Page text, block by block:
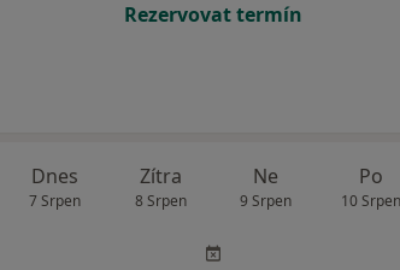
Rezervovat termín
Dnes
7 Srpen
Zítra
8 Srpen
Ne
9 Srpen
Po
10 Srpen